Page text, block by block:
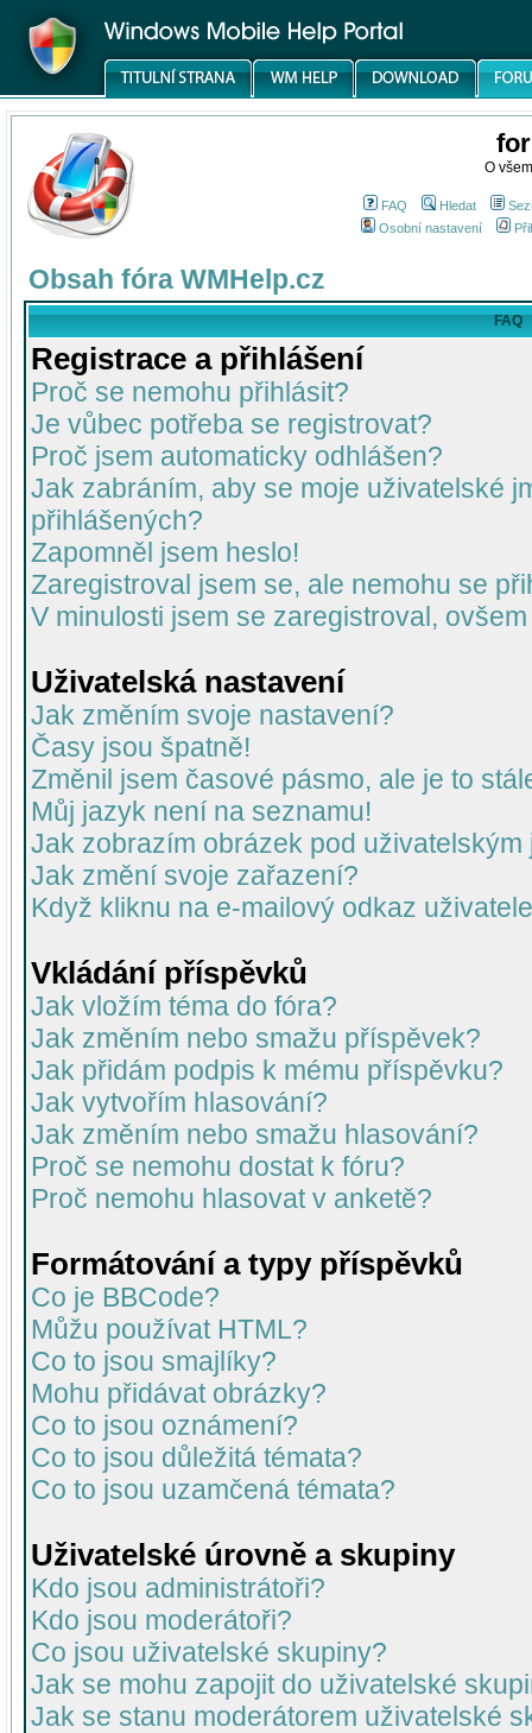
O
FAQ Hledat
Osobní nastavení
Obsah fóra WMHelp.cz
FAQ
Registrace a přihlášení
Proč se nemohu přihlásit?
Je vůbec potřeba se registrovat?
Proč jsem automaticky odhlášen?
Jak zabráním, aby se moje uživatelské
přihlášených?
Zapomněl jsem heslo!
Zaregistroval jsem se, ale nemohu se
V minulosti jsem se zaregistroval,
Uživatelská nastavení
Jak změním svoje nastavení?
Časy jsou špatně!
Změnil jsem časové pásmo, ale je to
Můj jazyk není na seznamu!
Jak zobrazím obrázek pod uživatelským
Jak změní svoje zařazení?
Když kliknu na e-mailový odkaz
Vkládání příspěvků
Jak vložím téma do fóra?
Jak změním nebo smažu příspěvek?
Jak přidám podpis k mému příspěvku?
Jak vytvořím hlasování?
Jak změním nebo smažu hlasování?
Proč se nemohu dostat k fóru?
Proč nemohu hlasovat v anketě?
Formátování a typy příspěvků
Co je BBCode?
Můžu používat HTML?
Co to jsou smajlíky?
Mohu přidávat obrázky?
Co to jsou oznámení?
Co to jsou důležitá témata?
Co to jsou uzamčená témata?
Uživatelské úrovně a skupiny
Kdo jsou administrátoři?
Kdo jsou moderátoři?
Co jsou uživatelské skupiny?
Jak se mohu zapojit do uživatelské
Jak se stanu moderátorem uživatelské